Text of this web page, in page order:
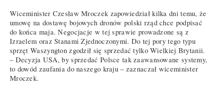
Wiceminister Czesław Mroczek zapowiedział kilka dni temu, że
umowę na dostawę bojowych dronów polski rząd chce podpisać
do końca maja. Negocjacje w tej sprawie prowadzone są z
Izraelem oraz Stanami Zjednoczonymi. Do tej pory tego typu
sprzęt Waszyngton zgodził się sprzedać tylko Wielkiej Brytanii.
– Decyzja USA, by sprzedać Polsce tak zaawansowane systemy,
to dowód zaufania do naszego kraju – zaznaczał wiceminister
Mroczek.